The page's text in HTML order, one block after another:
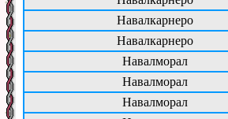
Навалкарнеро
Навалкарнеро
Навалморал
Навалморал
Навалморал